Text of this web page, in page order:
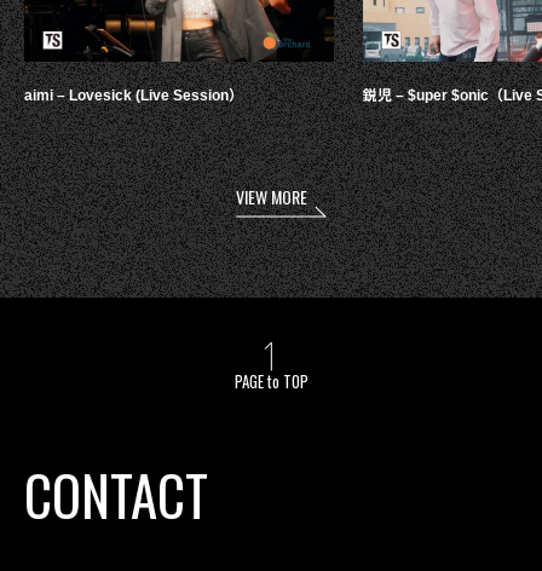
aimi – Lovesick (Live Session） 鋭児 – $uper $onic（Live
VIEW MORE
PAGE to TOP
CONTACT